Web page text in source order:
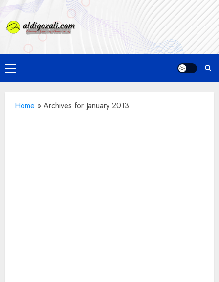
Skip
content
Primary
Menu
Home » Archives for January 2013